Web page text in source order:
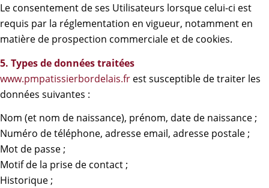
Le consentement de ses Utilisateurs lorsque celui-ci est
requis par la réglementation en vigueur, notamment en
matière de prospection commerciale et de cookies.
5. Types de données traitées
www.pmpatissierbordelais.fr est susceptible de traiter les
données suivantes :
Nom (et nom de naissance), prénom, date de naissance ;
Numéro de téléphone, adresse email, adresse postale ;
Mot de passe ;
Motif de la prise de contact ;
Historique ;